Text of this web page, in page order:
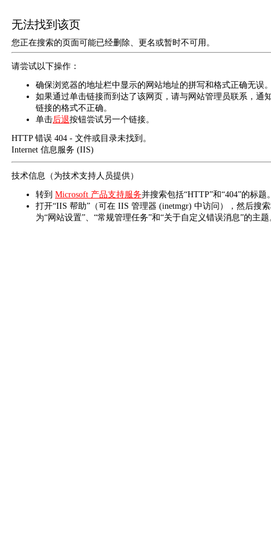
无法找到该页
您正在搜索的页面可能已经删除、更名或暂时不可用。
请尝试以下操作：
确保浏览器的地址栏中显示的网站地址的拼写和格式正确无误
如果通过单击链接而到达了该网页，请与网站管理员联系，通
链接的格式不正确。
单击后退按钮尝试另一个链接。
HTTP 错误 404 - 文件或目录未找到。
Internet 信息服务 (IIS)
技术信息（为技术支持人员提供）
转到 Microsoft 产品支持服务并搜索包括“HTTP”和“404”的标题
打开“IIS 帮助”（可在 IIS 管理器 (inetmgr) 中访问），然后搜
为“网站设置”、“常规管理任务”和“关于自定义错误消息”的主题